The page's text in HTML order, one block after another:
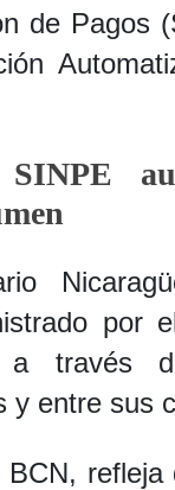
de Pagos
por
través
y entre sus